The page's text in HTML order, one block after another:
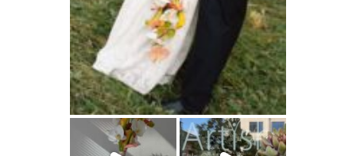
artishokflow artishokflow